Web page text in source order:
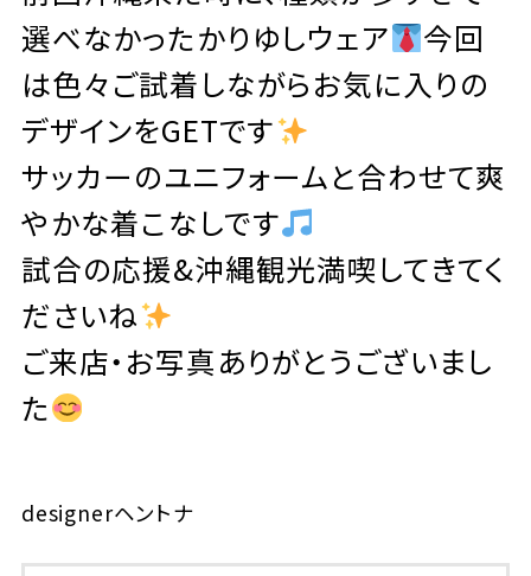
選べなかったかりゆしウェア
今回
は色々ご試着しながらお気に入りの
デザインをGETです
サッカーのユニフォームと合わせて爽
やかな着こなしです
試合の応援&沖縄観光満喫してきてく
ださいね
ご来店・お写真ありがとうございまし
た
designerヘントナ